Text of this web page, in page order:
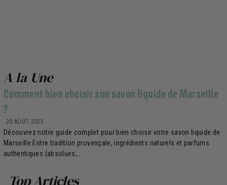
A la Une
Comment bien choisir son savon liquide de Marseille
?
20 AOÛT 2025
Découvrez notre guide complet pour bien choisir votre savon liquide de
Marseille.Entre tradition provençale, ingrédients naturels et parfums
authentiques (absolues,...
Top Articles